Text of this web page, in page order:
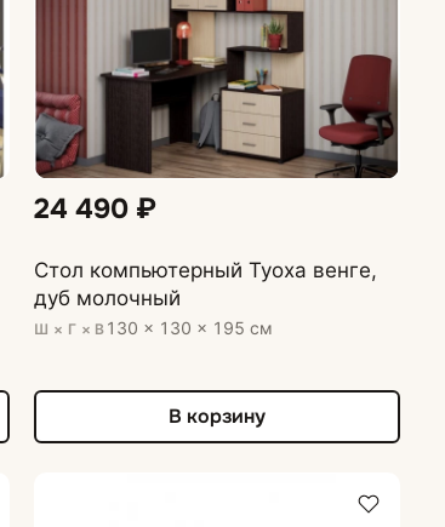
24 490 ₽
Стол компьютерный Туоха венге,
дуб молочный
Ш × Г × В 130 × 130 × 195 см
В корзину